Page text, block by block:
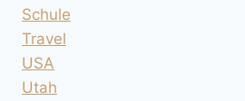
Schule
Travel
USA
Utah